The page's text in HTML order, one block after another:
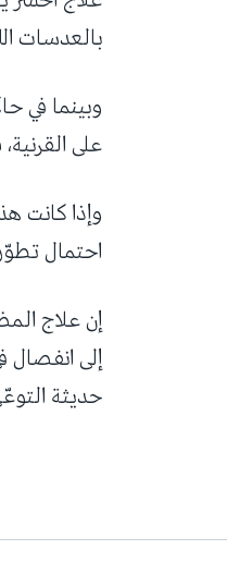
بالعدسات
وبينما في
على
وإذا كانت
احتمال
إن علاج
إلى انفصال
حديثة